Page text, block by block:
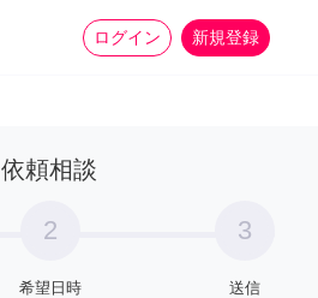
ログイン 新規登録
家事 more_horiz
依頼相談
2
希望日時
3
送信